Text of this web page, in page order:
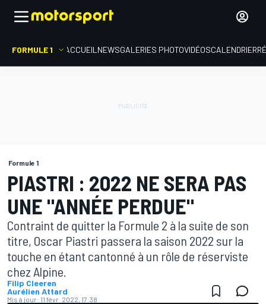
FORMULE 1 ACCUEIL NEWSGALERIES PHOTOVIDÉOSCALENDRIER
Formule 1
PIASTRI : 2022 NE SERA PAS
UNE "ANNÉE PERDUE"
Contraint de quitter la Formule 2 à la suite de son
titre, Oscar Piastri passera la saison 2022 sur la
touche en étant cantonné à un rôle de réserviste
chez Alpine.
Filip Cleeren
Aurélien Attard
Mis à jour: 11 févr. 2022, 17:38